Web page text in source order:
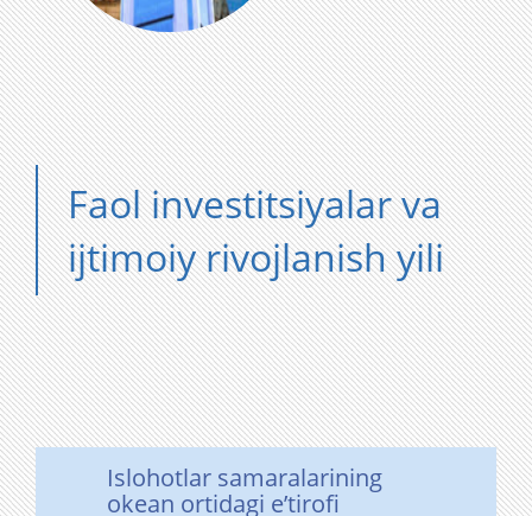
Faol investitsiyalar va
ijtimoiy rivojlanish yili
Islohotlar samaralarining
okean ortidagi eʼtirofi